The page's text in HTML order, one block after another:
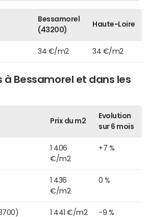
Bessamorel
(43200)
Haute-Loire
34 €/m2 34 €/m2
à Bessamorel et dans les
Prix du m2
Evolution
sur 6 mois
1 406
€/m2
+7 %
1 436
€/m2
0 %
1 441 €/m2 -9 %